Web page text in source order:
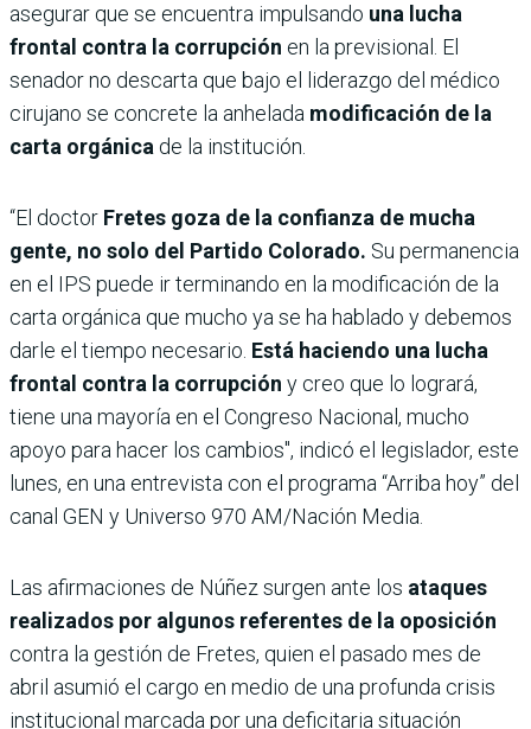
asegurar que se encuentra impulsando una lucha
frontal contra la corrupción en la previsional. El
senador no descarta que bajo el liderazgo del médico
cirujano se concrete la anhelada modificación de la
carta orgánica de la institución.
“El doctor Fretes goza de la confianza de mucha
gente, no solo del Partido Colorado. Su permanencia
en el IPS puede ir terminando en la modificación de la
carta orgánica que mucho ya se ha hablado y debemos
darle el tiempo necesario. Está haciendo una lucha
frontal contra la corrupción y creo que lo logrará,
tiene una mayoría en el Congreso Nacional, mucho
apoyo para hacer los cambios", indicó el legislador, este
lunes, en una entrevista con el programa “Arriba hoy” del
canal GEN y Universo 970 AM/Nación Media.
Las afirmaciones de Núñez surgen ante los ataques
realizados por algunos referentes de la oposición
contra la gestión de Fretes, quien el pasado mes de
abril asumió el cargo en medio de una profunda crisis
institucional marcada por una deficitaria situación